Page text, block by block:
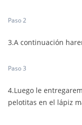
Paso 2
3.A continuación
Paso 3
4.Luego le
pelotitas en el lápiz